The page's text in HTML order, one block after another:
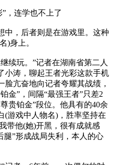
连学也不上了
，后者则是在游戏里。这种
)身上。
玩。”记者在湖南省第二人
小涛，聊起王者光彩这款手机
亢奋地向记者夸耀其战绩，
金”，间隔“最强王者”只差2
贵铂金”段位。他具有的40余
(游戏中人物名)，胜率坚持在
带他(她)开黑，很有成就感
腿”形成战局失利，本人的心